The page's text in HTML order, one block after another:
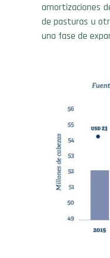
amortizaciones
de pasturas u
una fase de